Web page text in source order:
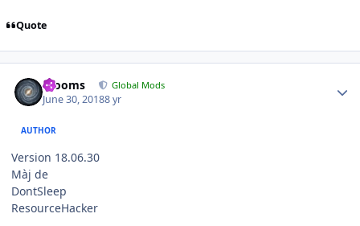
Quote
mooms Global Mods
June 30, 20188 yr
AUTHOR
Version 18.06.30
Màj de
DontSleep
ResourceHacker